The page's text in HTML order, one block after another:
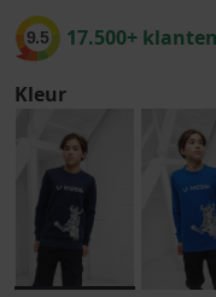
9.5 17.500+
Kleur